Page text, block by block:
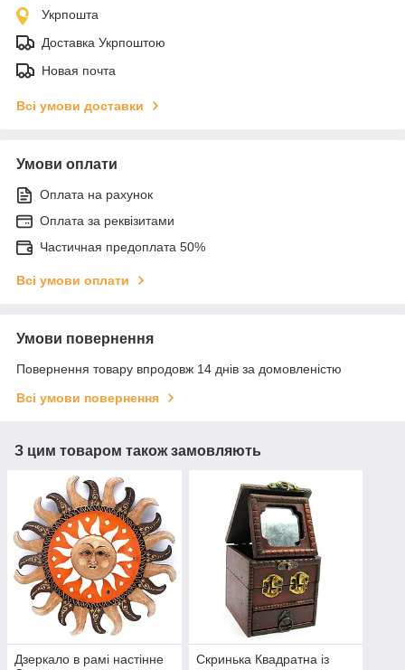
Укрпошта
Доставка Укрпоштою
Новая почта
Всі умови доставки
Умови оплати
Оплата на рахунок
Оплата за реквізитами
Частичная предоплата 50%
Всі умови оплати
Умови повернення
Повернення товару впродовж 14 днів за домовленістю
Всі умови повернення
З цим товаром також замовляють
Дзеркало в рамі настінне
Скринька Квадратна із